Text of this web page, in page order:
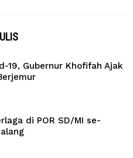
19, Gubernur Khofifah Ajak
di POR SD/MI se-